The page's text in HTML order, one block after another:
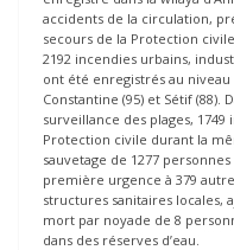
accidents de la circulation,
secours de la Protection
2192 incendies urbains,
ont été enregistrés au niveau
Constantine (95) et Sétif (88).
surveillance des plages,
Protection civile durant la
sauvetage de 1277
première urgence à 379
structures sanitaires locales,
mort par noyade de 8
dans des réserves d’eau.